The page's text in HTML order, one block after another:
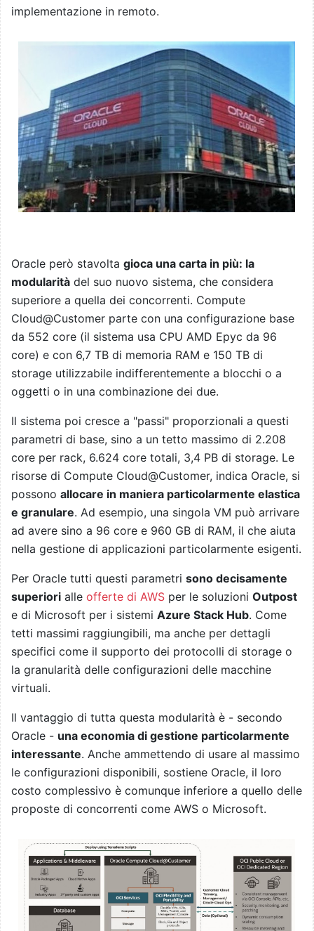
implementazione in remoto.
Oracle però stavolta gioca una carta in più: la
modularità del suo nuovo sistema, che considera
superiore a quella dei concorrenti. Compute
Cloud@Customer parte con una configurazione base
da 552 core (il sistema usa CPU AMD Epyc da 96
core) e con 6,7 TB di memoria RAM e 150 TB di
storage utilizzabile indifferentemente a blocchi o a
oggetti o in una combinazione dei due.
Il sistema poi cresce a "passi" proporzionali a questi
parametri di base, sino a un tetto massimo di 2.208
core per rack, 6.624 core totali, 3,4 PB di storage. Le
risorse di Compute Cloud@Customer, indica Oracle, si
possono allocare in maniera particolarmente elastica
e granulare. Ad esempio, una singola VM può arrivare
ad avere sino a 96 core e 960 GB di RAM, il che aiuta
nella gestione di applicazioni particolarmente esigenti.
Per Oracle tutti questi parametri sono decisamente
superiori alle offerte di AWS per le soluzioni Outpost
e di Microsoft per i sistemi Azure Stack Hub. Come
tetti massimi raggiungibili, ma anche per dettagli
specifici come il supporto dei protocolli di storage o
la granularità delle configurazioni delle macchine
virtuali.
Il vantaggio di tutta questa modularità è - secondo
Oracle - una economia di gestione particolarmente
interessante. Anche ammettendo di usare al massimo
le configurazioni disponibili, sostiene Oracle, il loro
costo complessivo è comunque inferiore a quello delle
proposte di concorrenti come AWS o Microsoft.